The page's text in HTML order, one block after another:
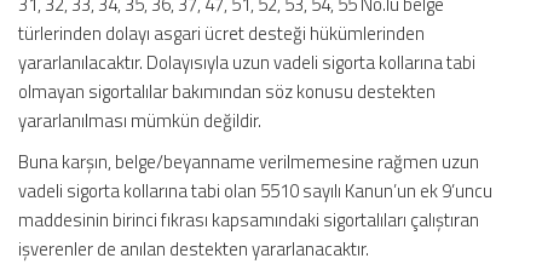
türlerinden dolayı asgari ücret desteği hükümlerinden
yararlanılacaktır. Dolayısıyla uzun vadeli sigorta kollarına tabi
olmayan sigortalılar bakımından söz konusu destekten
yararlanılması mümkün değildir.
Buna karşın, belge/beyanname verilmemesine rağmen uzun
vadeli sigorta kollarına tabi olan 5510 sayılı Kanun’un ek 9’uncu
maddesinin birinci fıkrası kapsamındaki sigortalıları çalıştıran
işverenler de anılan destekten yararlanacaktır.